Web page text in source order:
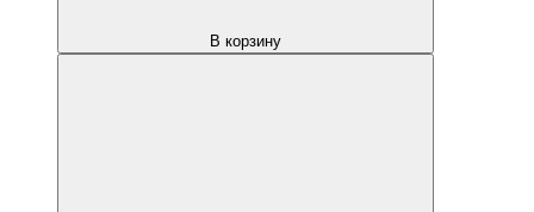
В корзину